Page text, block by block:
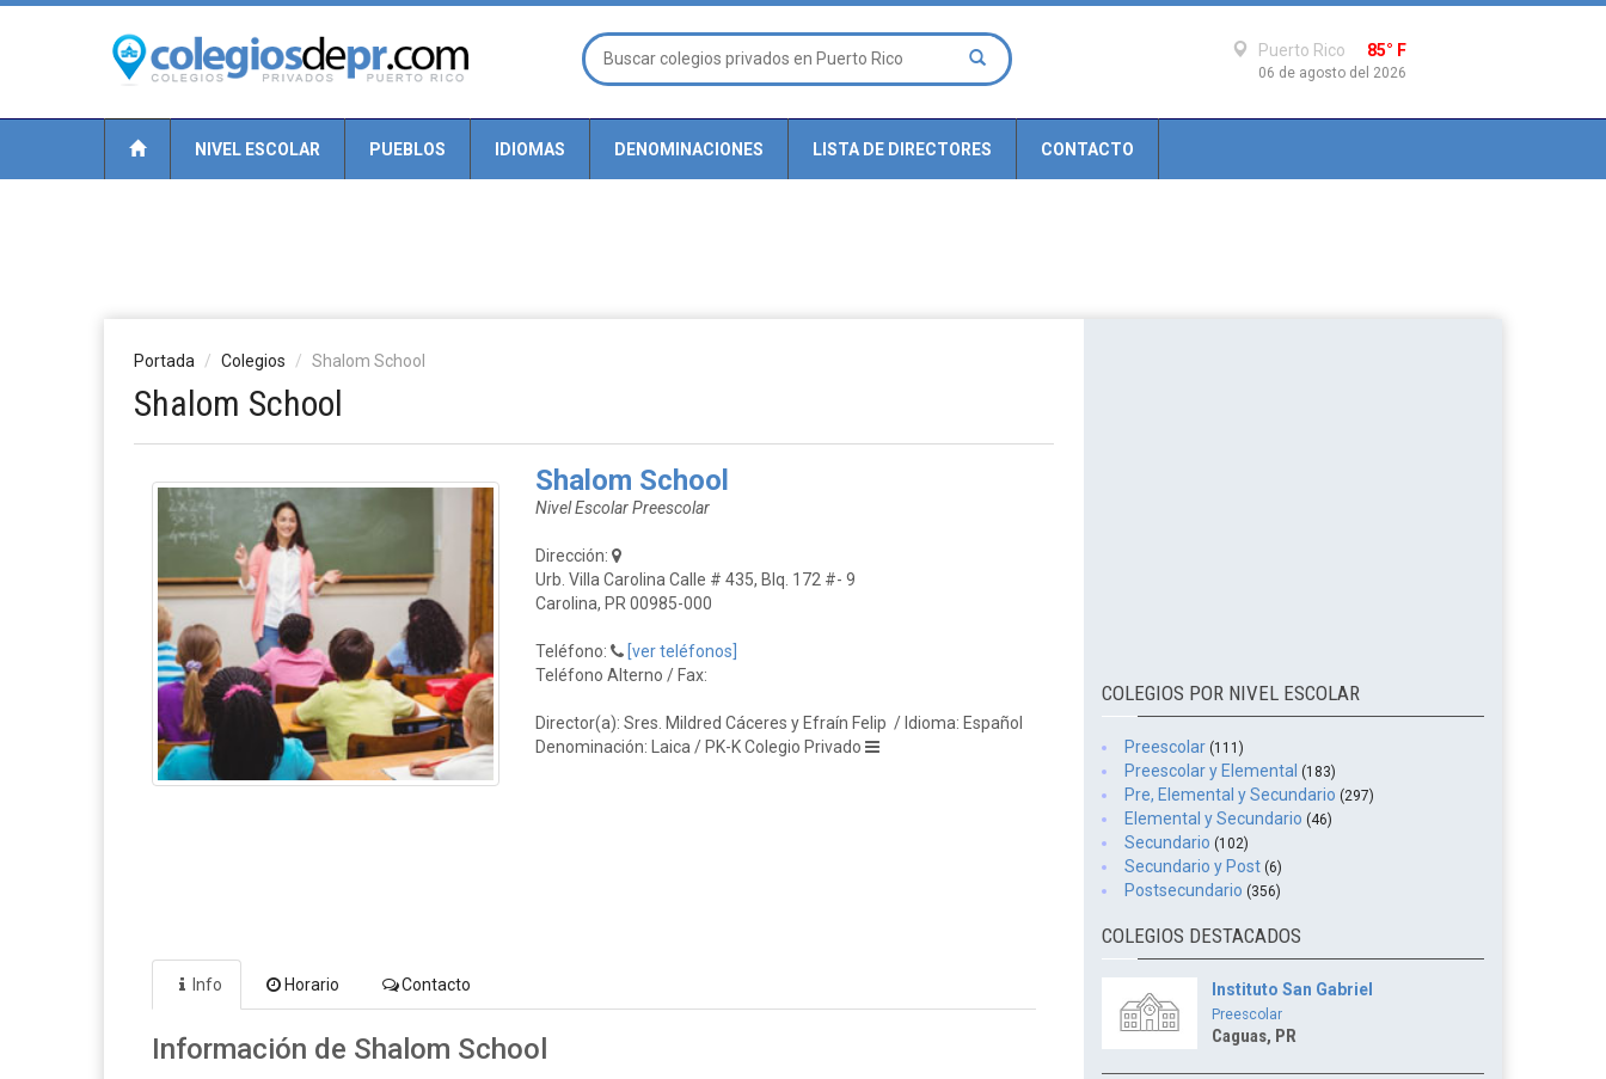
Puerto Rico 85° F
06 de agosto del 2026
NIVEL ESCOLAR PUEBLOS IDIOMAS DENOMINACIONES LISTA DE DIRECTORES CONTACTO
Portada Colegios Shalom School
Shalom School
Shalom School
Nivel Escolar Preescolar
Dirección:
Urb. Villa Carolina Calle # 435, Blq. 172 #- 9
Carolina, PR 00985-000
Teléfono:
[ver teléfonos]
Teléfono Alterno / Fax:
Director(a): Sres. Mildred Cáceres y Efraín Felip / Idioma: Español
Denominación: Laica / PK-K Colegio Privado
Info Horario Contacto
Información de Shalom School
COLEGIOS POR NIVEL ESCOLAR
Preescolar (111)
Preescolar y Elemental (183)
Pre, Elemental y Secundario (297)
Elemental y Secundario (46)
Secundario (102)
Secundario y Post (6)
Postsecundario (356)
COLEGIOS DESTACADOS
Instituto San Gabriel
Preescolar
Caguas, PR